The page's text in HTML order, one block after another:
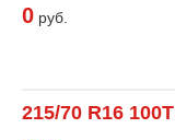
0 руб.
215/70 R16 100T